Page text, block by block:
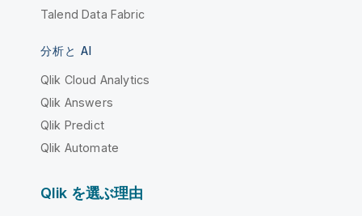
Talend Data Fabric
分析と AI
Qlik Cloud Analytics
Qlik Answers
Qlik Predict
Qlik Automate
Qlik を選ぶ理由